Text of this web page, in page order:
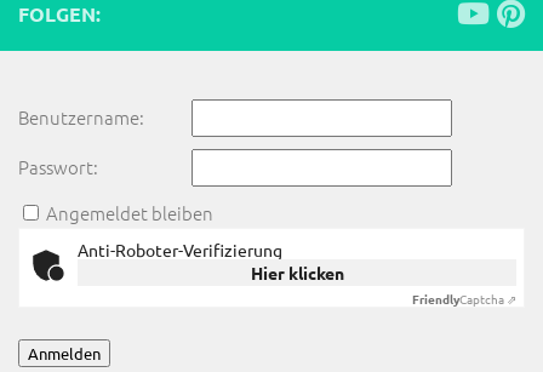
FOLGEN:
Benutzername:
Passwort:
Angemeldet bleiben
Anti-Roboter-Verifizierung
Hier klicken
FriendlyCaptcha ⇗
Anmelden